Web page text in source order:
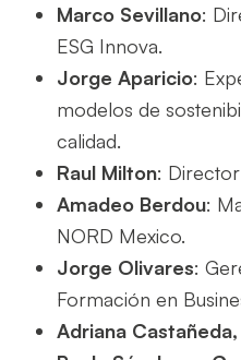
Marco Sevillano:
ESG Innova.
Jorge Aparicio:
modelos de
calidad.
Raul Milton:
Amadeo Berdou:
NORD Mexico.
Jorge Olivares:
Formación en
Adriana